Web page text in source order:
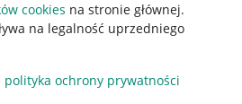
cookies na stronie głównej.
na legalność uprzedniego
polityka ochrony prywatności